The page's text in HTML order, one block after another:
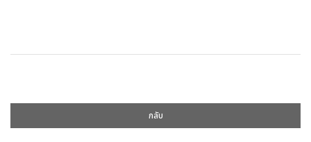
กลับ